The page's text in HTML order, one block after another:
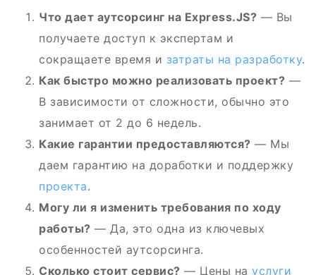
Что дает аутсорсинг на Express.JS? — Вы
получаете доступ к экспертам и
сокращаете время и затраты на разработку.
Как быстро можно реализовать проект? —
В зависимости от сложности, обычно это
занимает от 2 до 6 недель.
Какие гарантии предоставляются? — Мы
даем гарантию на доработки и поддержку
проекта.
Могу ли я изменить требования по ходу
работы? — Да, это одна из ключевых
особенностей аутсорсинга.
Сколько стоит сервис? — Цены на услуги